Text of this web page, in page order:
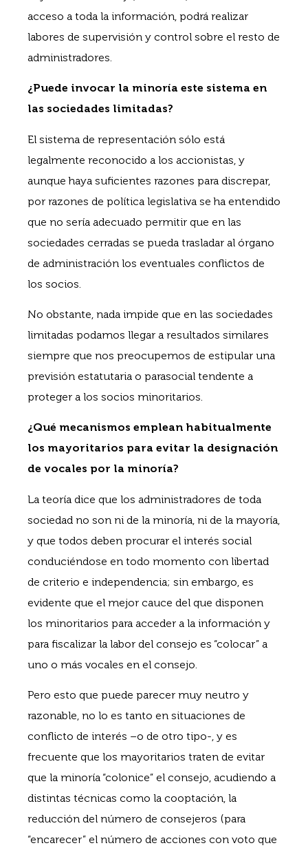
acceso a toda la información, podrá realizar
labores de supervisión y control sobre el resto de
administradores.
¿Puede invocar la minoría este sistema en
las sociedades limitadas?
El sistema de representación sólo está
legalmente reconocido a los accionistas, y
aunque haya suficientes razones para discrepar,
por razones de política legislativa se ha entendido
que no sería adecuado permitir que en las
sociedades cerradas se pueda trasladar al órgano
de administración los eventuales conflictos de
los socios.
No obstante, nada impide que en las sociedades
limitadas podamos llegar a resultados similares
siempre que nos preocupemos de estipular una
previsión estatutaria o parasocial tendente a
proteger a los socios minoritarios.
¿Qué mecanismos emplean habitualmente
los mayoritarios para evitar la designación
de vocales por la minoría?
La teoría dice que los administradores de toda
sociedad no son ni de la minoría, ni de la mayoría,
y que todos deben procurar el interés social
conduciéndose en todo momento con libertad
de criterio e independencia; sin embargo, es
evidente que el mejor cauce del que disponen
los minoritarios para acceder a la información y
para fiscalizar la labor del consejo es “colocar” a
uno o más vocales en el consejo.
Pero esto que puede parecer muy neutro y
razonable, no lo es tanto en situaciones de
conflicto de interés –o de otro tipo-, y es
frecuente que los mayoritarios traten de evitar
que la minoría “colonice” el consejo, acudiendo a
distintas técnicas como la cooptación, la
reducción del número de consejeros (para
“encarecer” el número de acciones con voto que